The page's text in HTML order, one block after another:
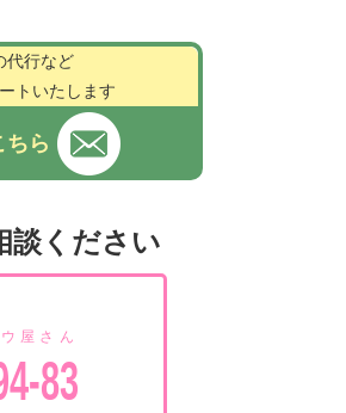
代行など
トいたします
ちら
談ください
屋さん
83